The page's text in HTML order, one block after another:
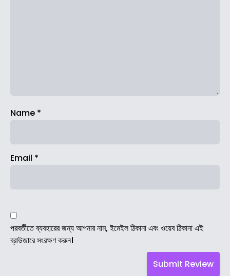
Name *
Email *
পরবর্তীতে ব্যবহারের জন্য আপনার নাম, ইমেইল ঠিকানা এবং ওয়েব ঠিকানা এই
ব্রাউজারে সংরক্ষণ করুন।